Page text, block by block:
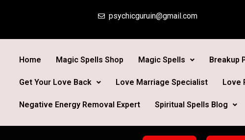
psychicguruin@gmail.com
Home Magic Spells Shop Magic Spells Breakup
Get Your Love Back Love Marriage Specialist Love
Negative Energy Removal Expert Spiritual Spells Blog